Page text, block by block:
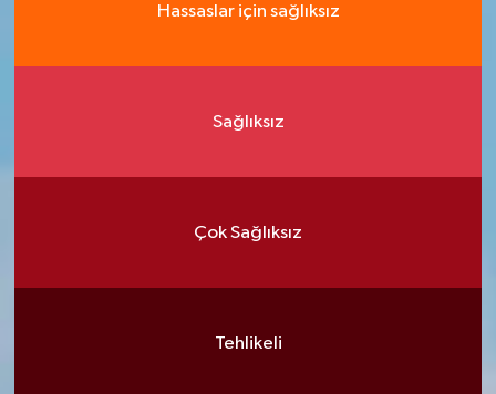
Hassaslar için sağlıksız
Sağlıksız
Çok Sağlıksız
Tehlikeli